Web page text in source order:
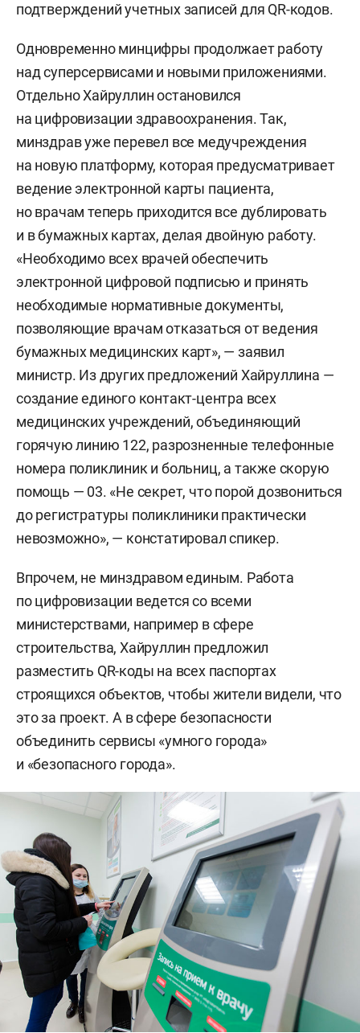
подтверждений учетных записей для QR-кодов.
Одновременно минцифры продолжает работу
над суперсервисами и новыми приложениями.
Отдельно Хайруллин остановился
на цифровизации здравоохранения. Так,
минздрав уже перевел все медучреждения
на новую платформу, которая предусматривает
ведение электронной карты пациента,
но врачам теперь приходится все дублировать
и в бумажных картах, делая двойную работу.
«Необходимо всех врачей обеспечить
электронной цифровой подписью и принять
необходимые нормативные документы,
позволяющие врачам отказаться от ведения
бумажных медицинских карт», — заявил
министр. Из других предложений Хайруллина —
создание единого контакт-центра всех
медицинских учреждений, объединяющий
горячую линию 122, разрозненные телефонные
номера поликлиник и больниц, а также скорую
помощь — 03. «Не секрет, что порой дозвониться
до регистратуры поликлиники практически
невозможно», — констатировал спикер.
Впрочем, не минздравом единым. Работа
по цифровизации ведется со всеми
министерствами, например в сфере
строительства, Хайруллин предложил
разместить QR-коды на всех паспортах
строящихся объектов, чтобы жители видели, что
это за проект. А в сфере безопасности
объединить сервисы «умного города»
и «безопасного города».